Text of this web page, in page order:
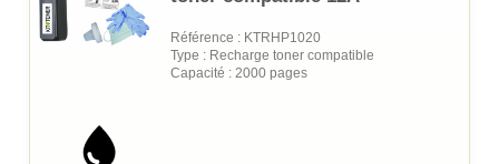
Référence : KTRHP1020
Type : Recharge toner compatible
Capacité : 2000 pages